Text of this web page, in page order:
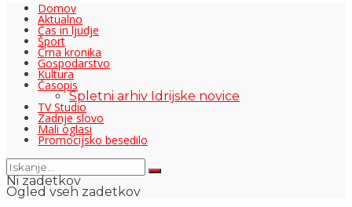
Domov
Aktualno
Čas in ljudje
Šport
Črna kronika
Gospodarstvo
Kultura
Časopis
Spletni arhiv Idrijske novice
TV Studio
Zadnje slovo
Mali oglasi
Promocijsko besedilo
Ni zadetkov
Ogled vseh zadetkov